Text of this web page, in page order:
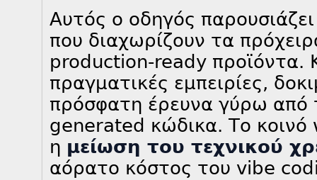
Αυτός ο οδηγός
που διαχωρίζουν τα
production-ready προϊόντα.
πραγματικές εμπειρίες,
πρόσφατη έρευνα γύρω από
generated κώδικα. Το κοινό
η μείωση του τεχνικού
αόρατο κόστος του vibe